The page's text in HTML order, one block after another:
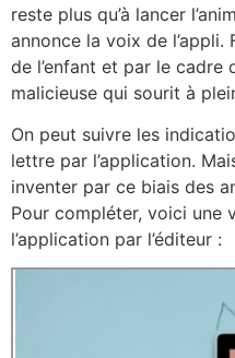
reste plus qu’à lancer
annonce la voix de l’appli.
de l’enfant et par le cadre
malicieuse qui sourit à
On peut suivre les
lettre par l’application.
inventer par ce biais des
Pour compléter, voici une
l’application par l’éditeur :